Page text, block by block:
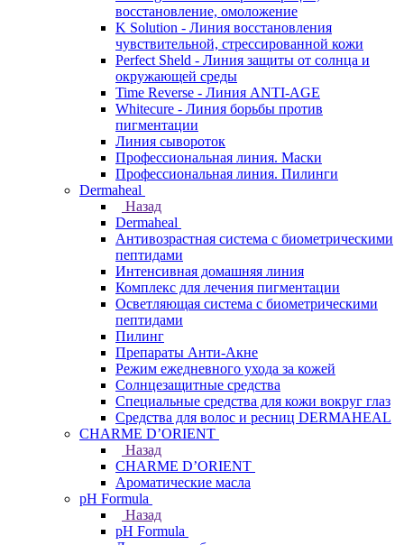
восстановление, омоложение
K Solution - Линия восстановления
чувствительной, стрессированной кожи
Perfect Sheld - Линия защиты от солнца и
окружающей среды
Time Reverse - Линия ANTI-AGE
Whitecure - Линия борьбы против
пигментации
Линия сывороток
Профессиональная линия. Маски
Профессиональная линия. Пилинги
Dermaheal
Назад
Dermaheal
Антивозрастная система с биометрическими
пептидами
Интенсивная домашняя линия
Комплекс для лечения пигментации
Осветляющая система с биометрическими
пептидами
Пилинг
Препараты Анти-Акне
Режим ежедневного ухода за кожей
Солнцезащитные средства
Специальные средства для кожи вокруг глаз
Средства для волос и ресниц DERMAHEAL
CHARME D’ORIENT
Назад
CHARME D’ORIENT
Ароматические масла
pH Formula
Назад
pH Formula